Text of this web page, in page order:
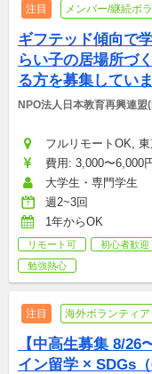
注目 メンバー/継続ボ
ギフテッド傾向で
らい子の居場所づ
る方を募集してい
NPO法人日本教育再興連盟
フルリモートOK,
費用: 3,000〜6,000
大学生・専門学生
週2~3回
1年からOK
リモート可 初心者歓迎
勉強熱心
注目 海外ボランティア
【中高生募集 8/26
イン留学 × SDGs（